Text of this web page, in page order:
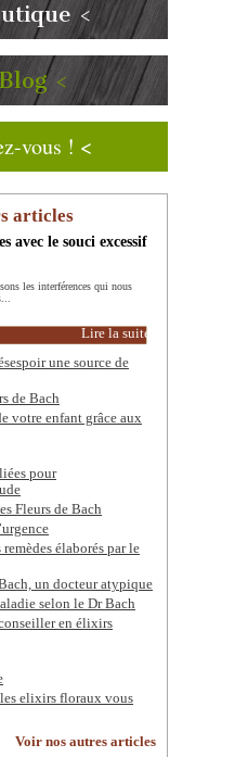
<
<
vous ! <
articles
avec le souci excessif
les interférences qui nous
Lire la suite
une source de
de Bach
votre enfant grâce aux
pour
Fleurs de Bach
élaborés par le
un docteur atypique
selon le Dr Bach
en élixirs
elixirs floraux vous
Voir nos autres articles